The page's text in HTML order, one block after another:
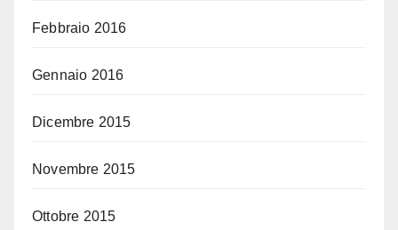
Febbraio 2016
Gennaio 2016
Dicembre 2015
Novembre 2015
Ottobre 2015